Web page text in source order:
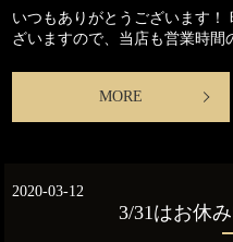
いつもありがとうございます
ざいますので、当店も営業時
MORE
2020-03-12
3/31はお休